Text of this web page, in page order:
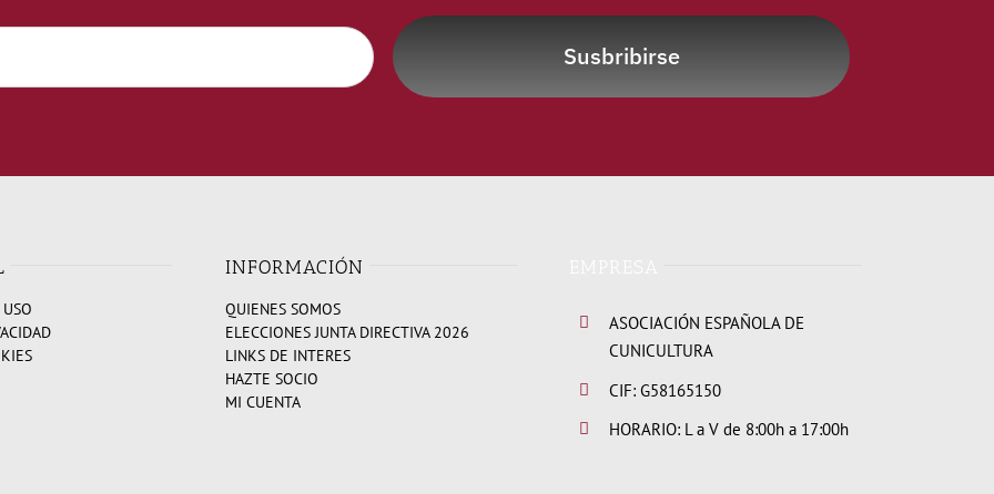
Susbribirse
INFORMACIÓN
QUIENES SOMOS
ELECCIONES JUNTA DIRECTIVA 2026
LINKS DE INTERES
HAZTE SOCIO
MI CUENTA
ASOCIACIÓN ESPAÑOLA DE
CUNICULTURA
CIF: G58165150
HORARIO: L a V de 8:00h a 17:00h